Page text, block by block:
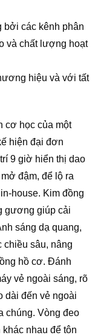
bởi các kênh phân
và chất lượng hoạt
hiệu và với tất
cơ học của một
hiện đại đơn
9 giờ hiển thị dao
đậm, để lộ ra
house. Kim đồng
gương giúp cải
sáng dạ quang,
chiều sâu, nâng
hồ cơ. Đánh
vẻ ngoài sáng, rõ
dài đến vẻ ngoài
chúng. Vòng đeo
nhau để tôn